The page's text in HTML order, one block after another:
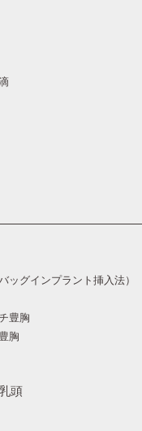
ッグインプラント挿入法）
豊胸
胸
頭